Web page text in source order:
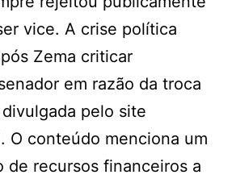
vice. A crise política
Zema criticar
em razão da troca
pelo site
O conteúdo menciona um
de recursos financeiros a